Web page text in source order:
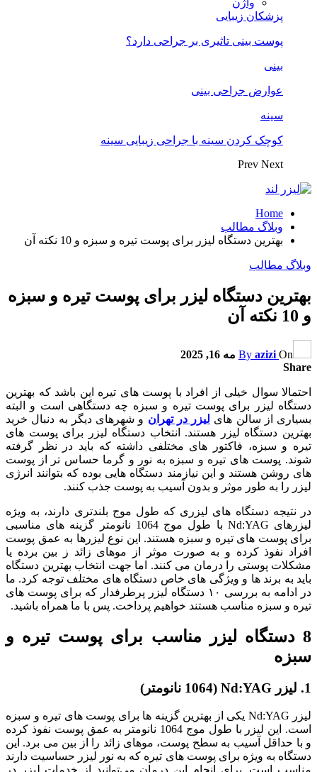
واژن
پزشکان زیبایی
پوست بینی تاثیری بر جراحی دارد؟
بینی
عوارض جراحی بینی
سینه
کوچک کردن سینه با جراحی زیبایی سینه
Prev Next
Home
وبلاگ مطالب
بهترین دستگاه لیزر برای پوست تیره و سبزه و 10 نکته آن
وبلاگ مطالب
بهترین دستگاه لیزر برای پوست تیره و سبزه
و 10 نکته آن
By azizi On
مه 16, 2025
Share
احتمالا سوال خیلی از افراد با پوست های تیره این باشد که بهترین
دستگاه لیزر برای پوست تیره و سبزه چه دستگاهی است و البته
بسیاری از سالن های لیزر در تهران و شهرهای دیگر به دنبال خرید
بهترین دستگاه لیزر هستند. انتخاب دستگاه لیزر برای پوست‌ های
تیره و سبزه، فاکتور های مختلفی داشته که باید در نظر گرفته
شوند. پوست ‌های تیره و سبزه به نور و گرما حساس ‌تر از پوست‌
های روشن هستند و این نیازمند دستگاه ‌هایی بوده که بتوانند انرژی
لیزر را به ‌طور موثر و بدون آسیب به پوست جذب کنند.
در نتیجه دستگاه‌ های لیزری که طول موج بلندتری دارند، به‌ ویژه
لیزرهای Nd:YAG با طول موج 1064 نانومتر گزینه‌ های مناسبی
برای پوست‌ های تیره و سبزه هستند. این نوع لیزرها به عمق پوست
افراد نفوذ کرده و به صورت موثر از موهای زائد ز بین برده یا
مشکلات پوستی را درمان می ‌کنند. اما جهت انتخاب بهترین دستگاه
باید به برند ها و ویژگی‌ های خاص دستگاه ‌های مختلف توجه کرد. ما
در ادامه به بررسی ۱۰ دستگاه لیزر پرطرفدار که برای پوست‌ های
تیره و سبزه مناسب هستند خواهیم پرداخت. پس با ما همراه باشید.
8 دستگاه لیزر مناسب برای پوست تیره و
سبزه
1. لیزر Nd:YAG (1064 نانومتر)
لیزر Nd:YAG یکی از بهترین گزینه ‌ها برای پوست ‌های تیره و سبزه
است. این لیزر با طول موج 1064 نانومتر به عمق پوست نفوذ کرده
و با حداقل آسیب به سطح پوست، موهای زائد را از بین می ‌برد. این
دستگاه به ‌ویژه برای پوست ‌های تیره که به نور لیزر حساسیت دارند